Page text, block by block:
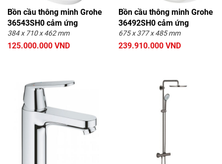
Bồn cầu thông minh Grohe
36543SH0 cảm ứng
384 x 710 x 462 mm
125.000.000 VND
Bồn cầu thông minh Grohe
36492SH0 cảm ứng
675 x 377 x 485 mm
239.910.000 VND